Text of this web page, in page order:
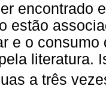
encontrado
estão
e o
literatura.
a três